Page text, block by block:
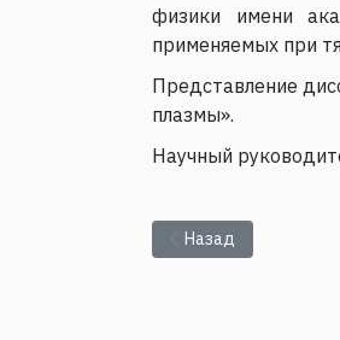
физики имени
применяемых при
Представление
плазмы».
Научный
Предыдущий:
Назад